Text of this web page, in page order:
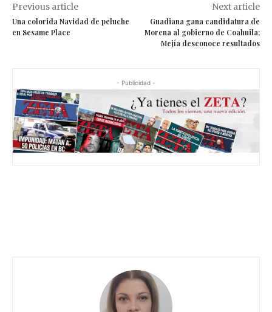
Previous article
Una colorida Navidad de peluche
en Sesame Place
Next article
Guadiana gana candidatura de
Morena al gobierno de Coahuila;
Mejía desconoce resultados
- Publicidad -